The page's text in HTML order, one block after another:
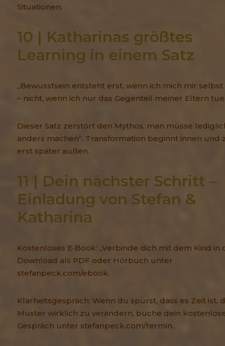
Situationen.
10 | Katharinas größtes
Learning in einem Satz
„Bewusstsein entsteht erst, wenn ich mich mir
– nicht, wenn ich nur das Gegenteil meiner Eltern
Dieser Satz zerstört den Mythos, man müsse
anders machen“. Transformation beginnt innen und
erst später außen.
11 | Dein nächster Schritt –
Einladung von Stefan &
Katharina
Kostenloses E‑Book: „Verbinde dich mit dem Kind in
Download als PDF oder Hörbuch unter
stefanpeck.com/ebook.
Klarheitsgespräch: Wenn du spürst, dass es Zeit ist,
Muster wirklich zu verändern, buche dein
Gespräch unter stefanpeck.com/termin.